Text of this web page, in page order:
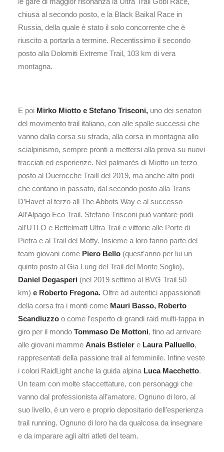
chiusa al secondo posto, e la Black Baikal Race in
Russia, della quale è stato il solo concorrente che è
riuscito a portarla a termine. Recentissimo il secondo
posto alla Dolomiti Extreme Trail, 103 km di vera
montagna.
E poi Mirko Miotto e Stefano Trisconi, uno dei senatori
del movimento trail italiano, con alle spalle successi che
vanno dalla corsa su strada, alla corsa in montagna allo
scialpinismo, sempre pronti a mettersi alla prova su nuovi
tracciati ed esperienze. Nel palmarès di Miotto un terzo
posto al Duerocche TrailI del 2019, ma anche altri podi
che contano in passato, dal secondo posto alla Trans
D’Havet al terzo all The Abbots Way e al successo
All’Alpago Eco Trail. Stefano Trisconi può vantare podi
all’UTLO e Bettelmatt Ultra Trail e vittorie alle Porte di
Pietra e al Trail del Motty. Insieme a loro fanno parte del
team giovani come Piero Bello (quest’anno per lui un
quinto posto al Gia Lung del Trail del Monte Soglio),
Daniel Degasperi (nel 2019 settimo al BVG Trail 50
km) e Roberto Fregona. Oltre ad autentici appassionati
della corsa tra i monti come Mauri Basso, Roberto
Scandiuzzo o come l’esperto di grandi raid multi-tappa in
giro per il mondo Tommaso De Mottoni, fino ad arrivare
alle giovani mamme Anais Bstieler e Laura Palluello,
rappresentati della passione trail al femminile. Infine veste
i colori RaidLight anche la guida alpina Luca Macchetto.
Un team con molte sfaccettature, con personaggi che
vanno dal professionista all’amatore. Ognuno di loro, al
suo livello, è un vero e proprio depositario dell’esperienza
trail running. Ognuno di loro ha da qualcosa da insegnare
e da imparare agli altri atleti del team.